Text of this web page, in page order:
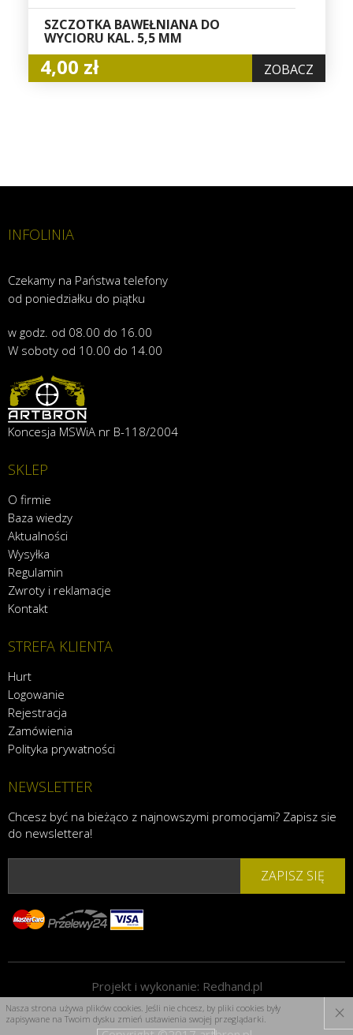
SZCZOTKA BAWEŁNIANA DO
WYCIORU KAL. 5,5 MM
4,00 zł ZOBACZ
INFOLINIA
Czekamy na Państwa telefony
od poniedziałku do piątku
w godz. od 08.00 do 16.00
W soboty od 10.00 do 14.00
Koncesja MSWiA nr B-118/2004
SKLEP
O firmie
Baza wiedzy
Aktualności
Wysyłka
Regulamin
Zwroty i reklamacje
Kontakt
STREFA KLIENTA
Hurt
Logowanie
Rejestracja
Zamówienia
Polityka prywatności
NEWSLETTER
Chcesz być na bieżąco z najnowszymi promocjami? Zapisz sie
do newslettera!
ZAPISZ SIĘ
Projekt i wykonanie: Redhand.pl
Nasza strona używa plików cookies. Jeśli nie chcesz, by pliki cookies były
zapisywane na Twoim dysku zmień ustawienia swojej przeglądarki.
×